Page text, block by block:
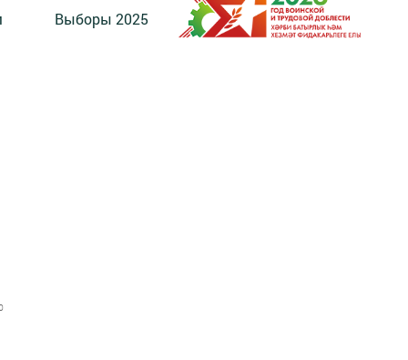
Выборы 2025